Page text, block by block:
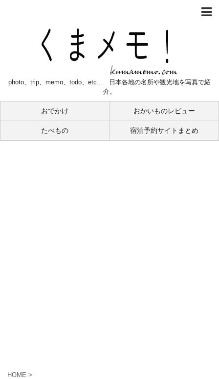
photo、trip、memo、todo、etc... 日本各地の名所や観光地を写真で紹
介。
おでかけ おかいものレビュー
たべもの 宿泊予約サイトまとめ
HOME >